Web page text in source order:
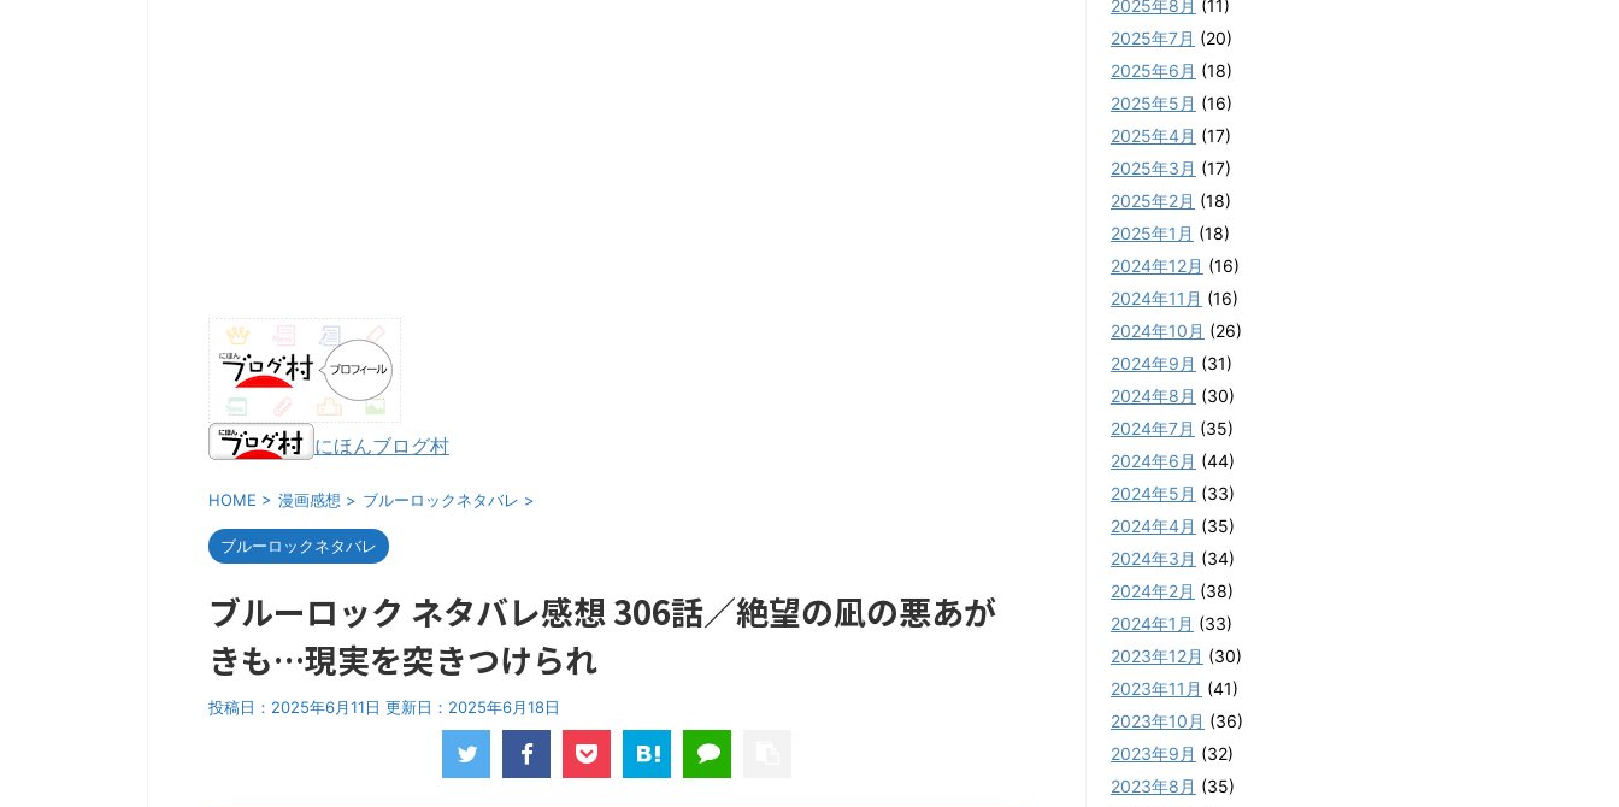
にほんブログ村
HOME > 漫画感想 > ブルーロックネタバレ >
ブルーロックネタバレ
ブルーロック ネタバレ感想 306話／絶望の凪の悪あが
きも…現実を突きつけられ
投稿日：2025年6月11日 更新日： 2025年6月18日
2025年8月 (11)
2025年7月 (20)
2025年6月 (18)
2025年5月 (16)
2025年4月 (17)
2025年3月 (17)
2025年2月 (18)
2025年1月 (18)
2024年12月 (16)
2024年11月 (16)
2024年10月 (26)
2024年9月 (31)
2024年8月 (30)
2024年7月 (35)
2024年6月 (44)
2024年5月 (33)
2024年4月 (35)
2024年3月 (34)
2024年2月 (38)
2024年1月 (33)
2023年12月 (30)
2023年11月 (41)
2023年10月 (36)
2023年9月 (32)
2023年8月 (35)